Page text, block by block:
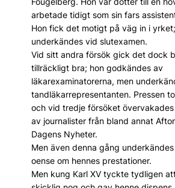
arbetade tidigt som sin fars
Hon fick det motigt på väg in i
underkändes vid slutexamen.
Vid sitt andra försök gick det dock
tillräckligt bra; hon godkändes av
läkarexaminatorerna, men
tandläkarrepresentanten. Pressen
och vid tredje försöket
av journalister från bland annat
Dagens Nyheter.
Men även denna gång
oense om hennes prestationer.
Men kung Karl XV tyckte tydligen